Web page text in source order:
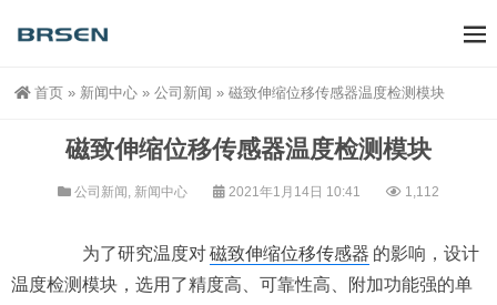
首页 » 新闻中心 » 公司新闻 » 磁致伸缩位移传感器温度检测模块
磁致伸缩位移传感器温度检测模块
公司新闻 , 新闻中心 2021年1月14日 10:41 1,112
为了研究温度对磁致伸缩位移传感器 的影响，设计
温度检测模块，选用了精度高、可靠性高、附加功能强的单